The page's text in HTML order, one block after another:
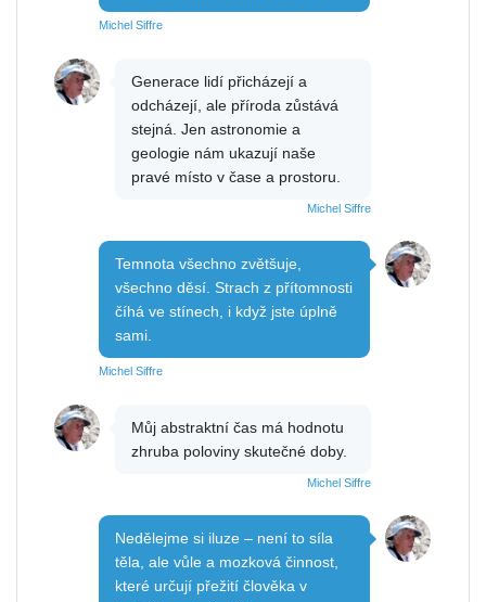
Michel Siffre
Generace lidí přicházejí a
odcházejí, ale příroda zůstává
stejná. Jen astronomie a
geologie nám ukazují naše
pravé místo v čase a prostoru.
Michel Siffre
Temnota všechno zvětšuje,
všechno děsí. Strach z přítomnosti
číhá ve stínech, i když jste úplně
sami.
Michel Siffre
Můj abstraktní čas má hodnotu
zhruba poloviny skutečné doby.
Michel Siffre
Nedělejme si iluze – není to síla
těla, ale vůle a mozková činnost,
které určují přežití člověka v